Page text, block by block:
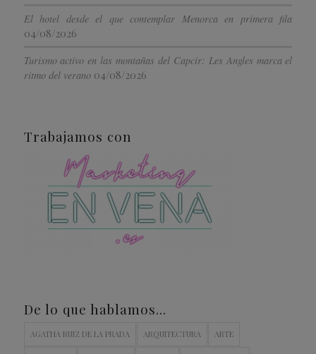
El hotel desde el que contemplar Menorca en primera fila
04/08/2026
Turismo activo en las montañas del Capcir: Les Angles marca el
ritmo del verano 04/08/2026
Trabajamos con
De lo que hablamos…
AGATHA RUIZ DE LA PRADA ARQUITECTURA ARTE